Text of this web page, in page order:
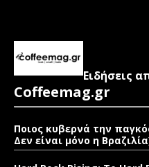
Ειδήσεις
Coffeemag.gr
Ποιος κυβερνά την
Δεν είναι μόνο η